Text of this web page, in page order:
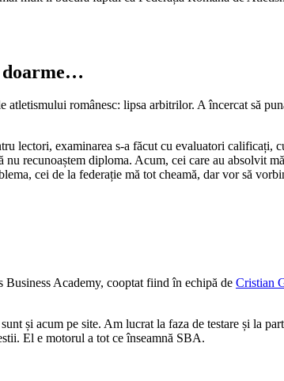
doarme…
românesc: lipsa arbitrilor. A încercat să
lectori, examinarea s-a făcut cu evaluatori calificați,
nu recunoaștem diploma. Acum, cei care au absolvit
cei de la federație mă tot cheamă, dar vor să
Academy, cooptat fiind în echipă de Cristian
și acum pe site. Am lucrat la faza de testare și la
El e motorul a tot ce înseamnă SBA.